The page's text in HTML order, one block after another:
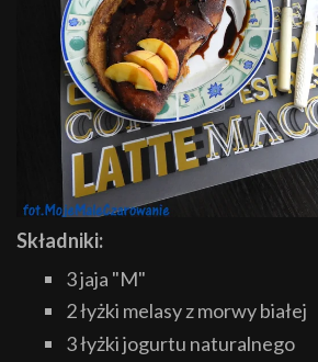
Składniki:
3 jaja "M"
2 łyżki melasy z morwy białej
3 łyżki jogurtu naturalnego